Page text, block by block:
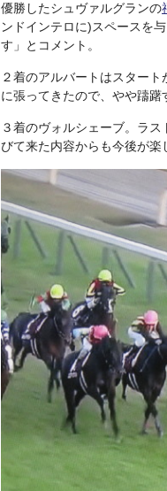
優勝したシュヴァルグランの
ンドインテロに)スペースを
す」とコメント。
２着のアルバートはスター
に張ってきたので、やや躊躇
３着のヴォルシェーブ。ラ
びて来た内容からも今後が楽